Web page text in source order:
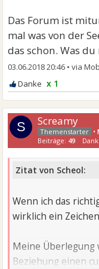
Das Forum ist
mal was von der
das schon. Was
03.06.2018 20:46 •
x 1
S Screamy
•
Beiträge: 49
Zitat von Scheol:
Wenn ich das
wirklich ein
Meine Überlegung
Beziehung einen